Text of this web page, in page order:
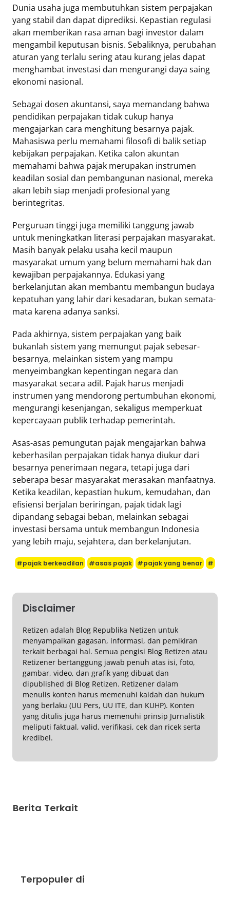
Dunia usaha juga membutuhkan sistem perpajakan
yang stabil dan dapat diprediksi. Kepastian regulasi
akan memberikan rasa aman bagi investor dalam
mengambil keputusan bisnis. Sebaliknya, perubahan
aturan yang terlalu sering atau kurang jelas dapat
menghambat investasi dan mengurangi daya saing
ekonomi nasional.
Sebagai dosen akuntansi, saya memandang bahwa
pendidikan perpajakan tidak cukup hanya
mengajarkan cara menghitung besarnya pajak.
Mahasiswa perlu memahami filosofi di balik setiap
kebijakan perpajakan. Ketika calon akuntan
memahami bahwa pajak merupakan instrumen
keadilan sosial dan pembangunan nasional, mereka
akan lebih siap menjadi profesional yang
berintegritas.
Perguruan tinggi juga memiliki tanggung jawab
untuk meningkatkan literasi perpajakan masyarakat.
Masih banyak pelaku usaha kecil maupun
masyarakat umum yang belum memahami hak dan
kewajiban perpajakannya. Edukasi yang
berkelanjutan akan membantu membangun budaya
kepatuhan yang lahir dari kesadaran, bukan semata-
mata karena adanya sanksi.
Pada akhirnya, sistem perpajakan yang baik
bukanlah sistem yang memungut pajak sebesar-
besarnya, melainkan sistem yang mampu
menyeimbangkan kepentingan negara dan
masyarakat secara adil. Pajak harus menjadi
instrumen yang mendorong pertumbuhan ekonomi,
mengurangi kesenjangan, sekaligus memperkuat
kepercayaan publik terhadap pemerintah.
Asas-asas pemungutan pajak mengajarkan bahwa
keberhasilan perpajakan tidak hanya diukur dari
besarnya penerimaan negara, tetapi juga dari
seberapa besar masyarakat merasakan manfaatnya.
Ketika keadilan, kepastian hukum, kemudahan, dan
efisiensi berjalan beriringan, pajak tidak lagi
dipandang sebagai beban, melainkan sebagai
investasi bersama untuk membangun Indonesia
yang lebih maju, sejahtera, dan berkelanjutan.
#pajak berkeadilan #asas pajak #pajak yang benar #
Disclaimer
Retizen adalah Blog Republika Netizen untuk
menyampaikan gagasan, informasi, dan pemikiran
terkait berbagai hal. Semua pengisi Blog Retizen atau
Retizener bertanggung jawab penuh atas isi, foto,
gambar, video, dan grafik yang dibuat dan
dipublished di Blog Retizen. Retizener dalam
menulis konten harus memenuhi kaidah dan hukum
yang berlaku (UU Pers, UU ITE, dan KUHP). Konten
yang ditulis juga harus memenuhi prinsip Jurnalistik
meliputi faktual, valid, verifikasi, cek dan ricek serta
kredibel.
Berita Terkait
Terpopuler di